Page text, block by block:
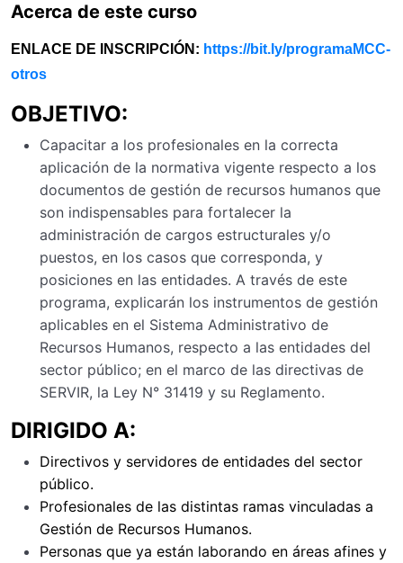
Acerca de este curso
ENLACE DE INSCRIPCIÓN: https://bit.ly/programaMCC-
otros
OBJETIVO:
Capacitar a los profesionales en la correcta
aplicación de la normativa vigente respecto a los
documentos de gestión de recursos humanos que
son indispensables para fortalecer la
administración de cargos estructurales y/o
puestos, en los casos que corresponda, y
posiciones en las entidades. A través de este
programa, explicarán los instrumentos de gestión
aplicables en el Sistema Administrativo de
Recursos Humanos, respecto a las entidades del
sector público; en el marco de las directivas de
SERVIR, la Ley N° 31419 y su Reglamento.
DIRIGIDO A:
Directivos y servidores de entidades del sector
público.
Profesionales de las distintas ramas vinculadas a
Gestión de Recursos Humanos.
Personas que ya están laborando en áreas afines y